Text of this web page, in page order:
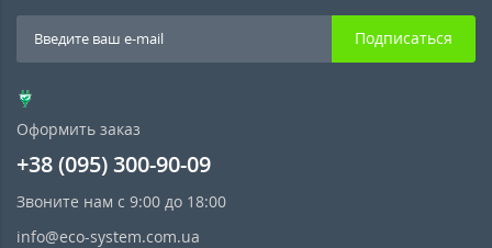
Подписаться
Оформить заказ
+38 (095) 300-90-09
Звоните нам с 9:00 до 18:00
info@eco-system.com.ua